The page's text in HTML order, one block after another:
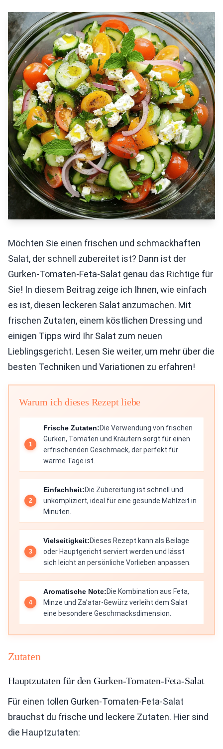
Möchten Sie einen frischen und schmackhaften
Salat, der schnell zubereitet ist? Dann ist der
Gurken-Tomaten-Feta-Salat genau das Richtige für
Sie! In diesem Beitrag zeige ich Ihnen, wie einfach
es ist, diesen leckeren Salat anzumachen. Mit
frischen Zutaten, einem köstlichen Dressing und
einigen Tipps wird Ihr Salat zum neuen
Lieblingsgericht. Lesen Sie weiter, um mehr über die
besten Techniken und Variationen zu erfahren!
Warum ich dieses Rezept liebe
Frische Zutaten:Die Verwendung von frischen
Gurken, Tomaten und Kräutern sorgt für einen
erfrischenden Geschmack, der perfekt für
warme Tage ist.
Einfachheit:Die Zubereitung ist schnell und
unkompliziert, ideal für eine gesunde Mahlzeit in
Minuten.
Vielseitigkeit:Dieses Rezept kann als Beilage
oder Hauptgericht serviert werden und lässt
sich leicht an persönliche Vorlieben anpassen.
Aromatische Note:Die Kombination aus Feta,
Minze und Za’atar-Gewürz verleiht dem Salat
eine besondere Geschmacksdimension.
Zutaten
Hauptzutaten für den Gurken-Tomaten-Feta-Salat
Für einen tollen Gurken-Tomaten-Feta-Salat
brauchst du frische und leckere Zutaten. Hier sind
die Hauptzutaten: